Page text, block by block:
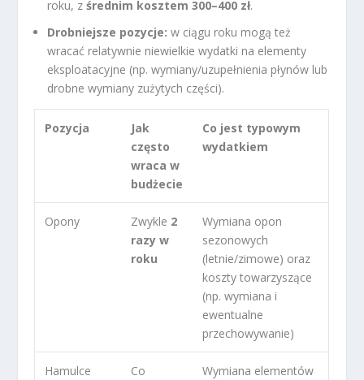
roku, zśrednim kosztem 300–400 zł.
Drobniejsze pozycje: w ciągu roku mogą też
wracać relatywnie niewielkie wydatki na elementy
eksploatacyjne (np. wymiany/uzupełnienia płynów lub
drobne wymiany zużytych części).
Pozycja
Jak
często
wraca w
budżecie
Co jest typowym
wydatkiem
Opony Zwykle 2
razy w
roku
Wymiana opon
sezonowych
(letnie/zimowe) oraz
koszty towarzyszące
(np. wymiana i
ewentualne
przechowywanie)
Hamulce
Co
Wymiana elementów